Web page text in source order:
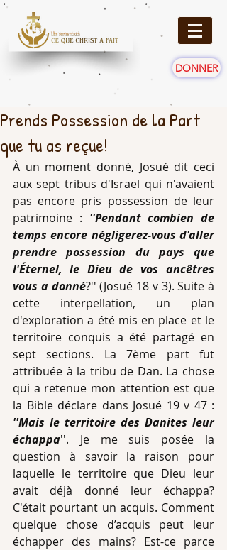
DONNER
Prends Possession de la Part
que tu as reçue!
À un moment donné, Josué dit ceci
aux sept tribus d'Israël qui n'avaient
pas encore pris possession de leur
patrimoine : ''Pendant combien de
temps encore négligerez-vous d'aller
prendre possession du pays que
l'Éternel, le Dieu de vos ancêtres
vous a donné?'' (Josué 18 v 3). Suite à
cette interpellation, un plan
d'exploration a été mis en place et le
territoire conquis a été partagé en
sept sections. La 7ème part fut
attribuée à la tribu de Dan. La chose
qui a retenue mon attention est que
''Mais le territoire des Danites leur
échappa''. Je me suis posée la
question à savoir la raison pour
laquelle le territoire que Dieu leur
avait déjà donné leur échappa?
C'était pourtant un acquis. Comment
quelque chose d’acquis peut leur
échapper des mains? Est-ce parce